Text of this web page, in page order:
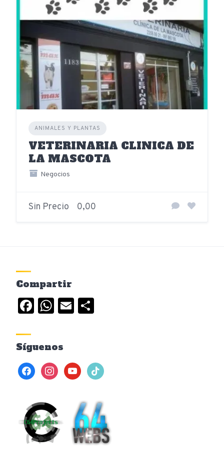
ANIMALES Y PLANTAS
VETERINARIA CLINICA DE
LA MASCOTA
Negocios
Sin Precio 0,00
Compartir
Facebook
WhatsApp
Email
Síguenos
facebookinstagramyoutubetiktok